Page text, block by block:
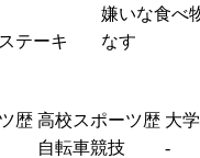
嫌いな食べ
テーキ
なす
歴 高校スポーツ歴 大
自転車競技
-